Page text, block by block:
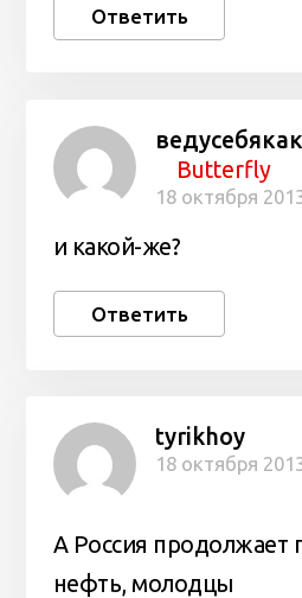
Ответить
Butterfly
18 октября
и какой-же?
Ответить
tyrikhoy
18 октября
А Россия продолжает
нефть, молодцы